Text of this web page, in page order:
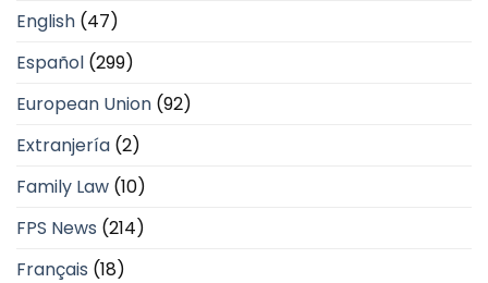
English (47)
Español (299)
European Union (92)
Extranjería (2)
Family Law (10)
FPS News (214)
Français (18)